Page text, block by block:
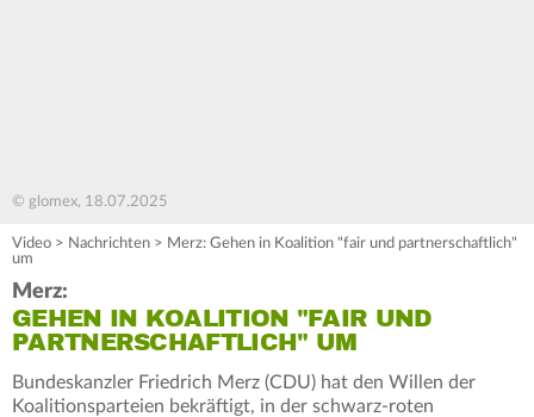
© glomex, 18.07.2025
Video > Nachrichten > Merz: Gehen in Koalition "fair und partnerschaftlich"
um
Merz:
GEHEN IN KOALITION "FAIR UND
PARTNERSCHAFTLICH" UM
Bundeskanzler Friedrich Merz (CDU) hat den Willen der
Koalitionsparteien bekräftigt, in der schwarz-roten